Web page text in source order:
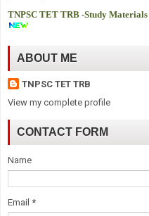
TNPSC TET TRB -Study
ABOUT ME
TNPSC TET TRB
View my complete profile
CONTACT FORM
Name
Email *